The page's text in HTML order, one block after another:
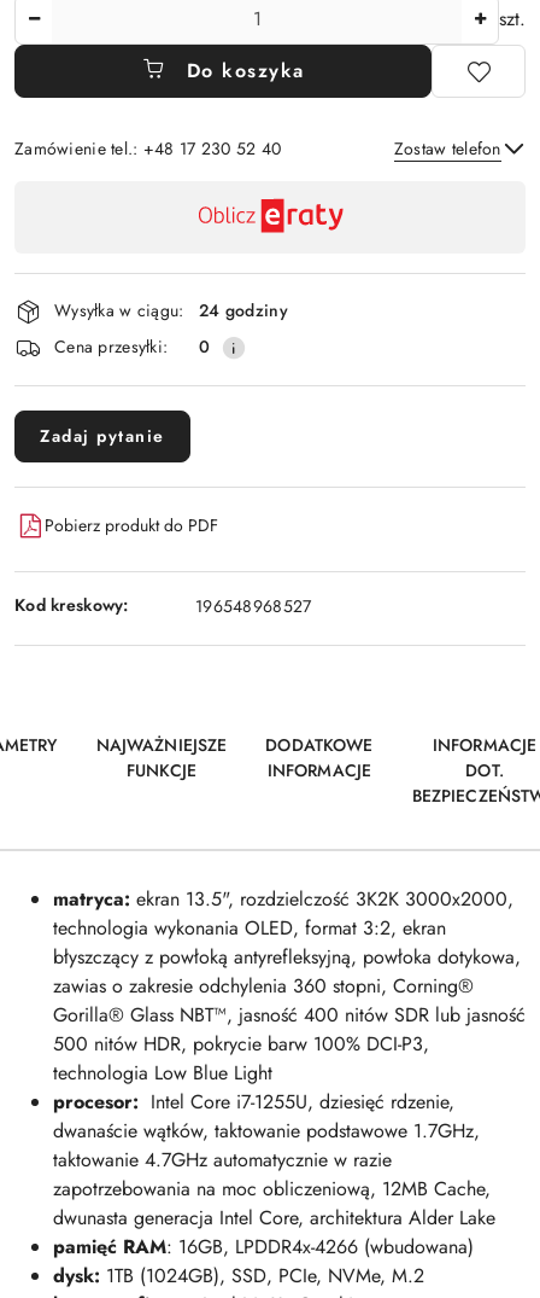
szt.
Do koszyka
Zamówienie tel.: +48 17 230 52 40 Zostaw telefon
płatność
i
dostawa
Wysyłka w ciągu:
24 godziny
Cena przesyłki:
0
Zadaj pytanie
Pobierz produkt do PDF
Kod kreskowy: 196548968527
NAJWAŻNIEJSZE
FUNKCJE
DODATKOWE
INFORMACJE
INFORMACJE
DOT.
matryca: ekran 13.5", rozdzielczość 3K2K 3000x2000,
technologia wykonania OLED, format 3:2, ekran
błyszczący z powłoką antyrefleksyjną, powłoka dotykowa,
zawias o zakresie odchylenia 360 stopni, Corning®
Gorilla® Glass NBT™, jasność 400 nitów SDR lub jasność
500 nitów HDR, pokrycie barw 100% DCI-P3,
technologia Low Blue Light
procesor: Intel Core i7-1255U, dziesięć rdzenie,
dwanaście wątków, taktowanie podstawowe 1.7GHz,
taktowanie 4.7GHz automatycznie w razie
zapotrzebowania na moc obliczeniową, 12MB Cache,
dwunasta generacja Intel Core, architektura Alder Lake
pamięć RAM: 16GB, LPDDR4x-4266 (wbudowana)
dysk: 1TB (1024GB), SSD, PCIe, NVMe, M.2